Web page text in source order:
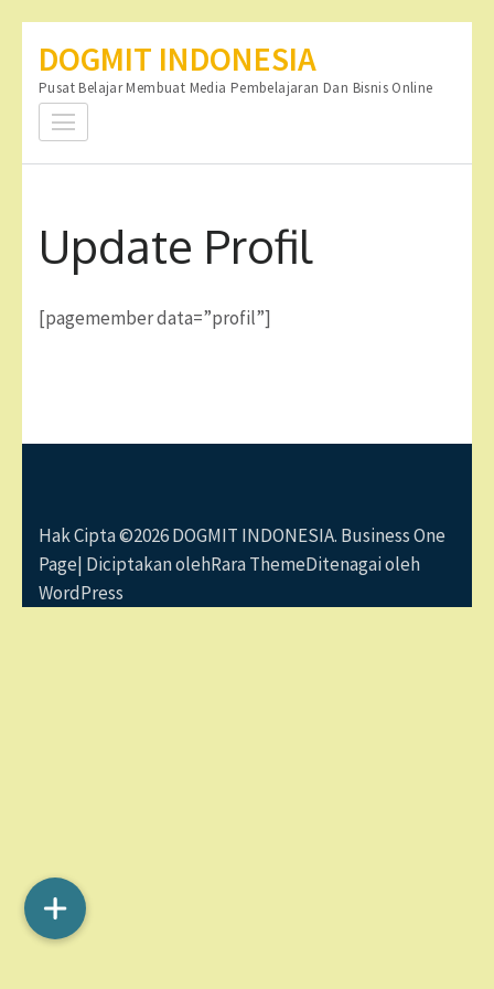
ke
konten
(Tekan
DOGMIT INDONESIA
Pusat Belajar Membuat Media Pembelajaran Dan Bisnis Online
Update Profil
[pagemember data=”profil”]
Hak Cipta ©2026DOGMIT INDONESIA. Business One
Page| Diciptakan olehRara ThemeDitenagai oleh
WordPress